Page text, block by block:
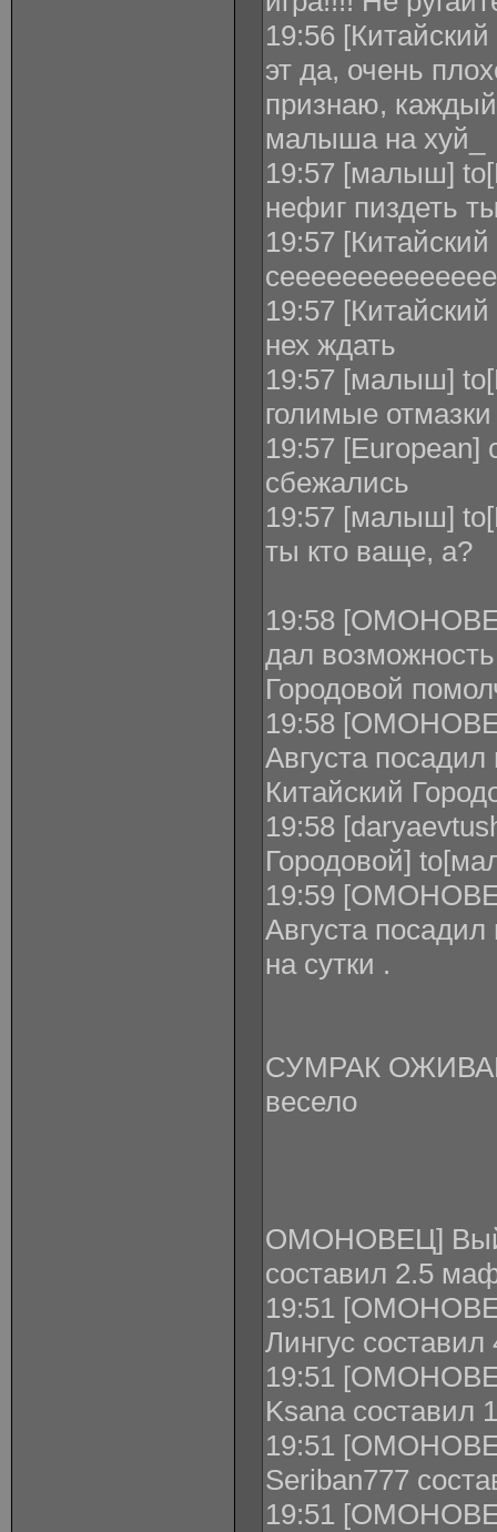
19:56
эт да, очень
признаю,
малыша на хуй_
19:57 [малыш]
нефиг пиздеть
19:57
19:57
нех ждать
19:57 [малыш]
голимые
19:57 [European]
сбежались
19:57 [малыш]
ты кто ваще, а?
19:58
дал
Городовой
19:58
Августа посадил
Китайский
19:58
Городовой]
19:59
Августа
на сутки .
СУМРАК
весело
ОМОНОВЕЦ]
составил 2.5
19:51
Лингус
19:51
Ksana составил
19:51
Seriban777
19:51